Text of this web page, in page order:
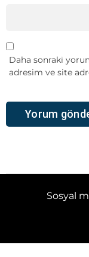
Daha sonraki
adresim ve site
Sosyal